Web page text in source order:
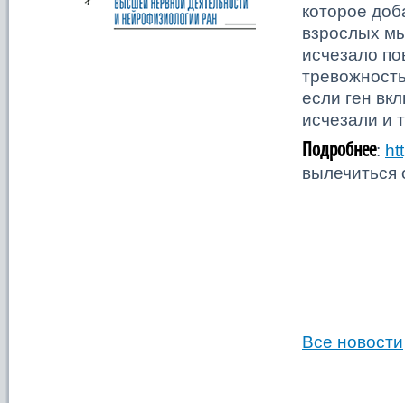
которое
взрослых
исчезало
если ген
исчезали и
Подробнее:
вылечиться
Все новости